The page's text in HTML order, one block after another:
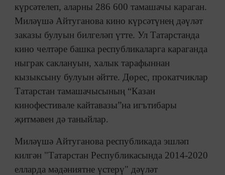
күрсәтелеп, аларны 286 600 тамашачы караган.
Миләүшә Айтуганова кино күрсәтүнең дәүләт
заказы булуын билгеләп үтте. Ул Татарстанда
кино челтәре башка республикаларга караганда
ныграк саклануын, халык тарафыннан
кызыксыну булуын әйтте. Дөрес, прокатчиклар
Татарстан тамашачысының “Казан
кинофестивале кайтавазы”на игътибары
җитмәвен дә таныйлар.
Миләүшә Айтуганова республикада эшләп
килгән "Татарстан Республикасында 2014-2020
елларда мәдәниятне үстерү" дәүләт